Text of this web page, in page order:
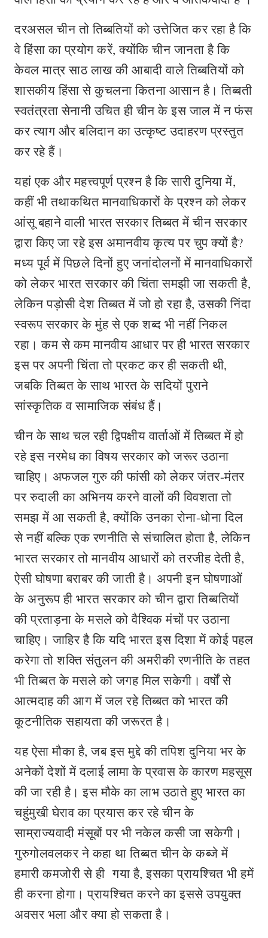
दरअसल चीन तो तिब्बतियों को उत्तेजित कर रहा है कि
वे हिंसा का प्रयोग करें, क्योंकि चीन जानता है कि
केवल मात्र साठ लाख की आबादी वाले तिब्बतियों को
शासकीय हिंसा से कुचलना कितना आसान है। तिब्बती
स्वतंत्रता सेनानी उचित ही चीन के इस जाल में न फंस
कर त्याग और बलिदान का उत्कृष्ट उदाहरण प्रस्तुत
कर रहे हैं।
यहां एक और महत्त्वपूर्ण प्रश्न है कि सारी दुनिया में,
कहीं भी तथाकथित मानवाधिकारों के प्रश्न को लेकर
आंसू बहाने वाली भारत सरकार तिब्बत में चीन सरकार
द्वारा किए जा रहे इस अमानवीय कृत्य पर चुप क्यों है?
मध्य पूर्व में पिछले दिनों हुए जनांदोलनों में मानवाधिकारों
को लेकर भारत सरकार की चिंता समझी जा सकती है,
लेकिन पड़ोसी देश तिब्बत में जो हो रहा है, उसकी निंदा
स्वरूप सरकार के मुंह से एक शब्द भी नहीं निकल
रहा। कम से कम मानवीय आधार पर ही भारत सरकार
इस पर अपनी चिंता तो प्रकट कर ही सकती थी,
जबकि तिब्बत के साथ भारत के सदियों पुराने
सांस्कृतिक व सामाजिक संबंध हैं।
चीन के साथ चल रही द्विपक्षीय वार्ताओं में तिब्बत में हो
रहे इस नरमेध का विषय सरकार को जरूर उठाना
चाहिए। अफजल गुरु की फांसी को लेकर जंतर-मंतर
पर रुदाली का अभिनय करने वालों की विवशता तो
समझ में आ सकती है, क्योंकि उनका रोना-धोना दिल
से नहीं बल्कि एक रणनीति से संचालित होता है, लेकिन
भारत सरकार तो मानवीय आधारों को तरजीह देती है,
ऐसी घोषणा बराबर की जाती है। अपनी इन घोषणाओं
के अनुरूप ही भारत सरकार को चीन द्वारा तिब्बतियों
की प्रताड़ना के मसले को वैश्विक मंचों पर उठाना
चाहिए। जाहिर है कि यदि भारत इस दिशा में कोई पहल
करेगा तो शक्ति संतुलन की अमरीकी रणनीति के तहत
भी तिब्बत के मसले को जगह मिल सकेगी। वर्षों से
आत्मदाह की आग में जल रहे तिब्बत को भारत की
कूटनीतिक सहायता की जरूरत है।
यह ऐसा मौका है, जब इस मुद्दे की तपिश दुनिया भर के
अनेकों देशों में दलाई लामा के प्रवास के कारण महसूस
की जा रही है। इस मौके का लाभ उठाते हुए भारत का
चहुंमुखी घेराव का प्रयास कर रहे चीन के
साम्राज्यवादी मंसूबों पर भी नकेल कसी जा सकेगी।
गुरुगोलवलकर ने कहा था तिब्बत चीन के कब्जे में
हमारी कमजोरी से ही गया है, इसका प्रायश्चित भी हमें
ही करना होगा। प्रायश्चित करने का इससे उपयुक्त
अवसर भला और क्या हो सकता है।